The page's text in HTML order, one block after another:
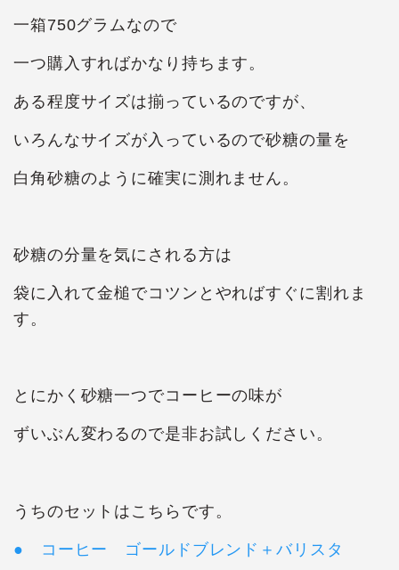
一箱750グラムなので
一つ購入すればかなり持ちます。
ある程度サイズは揃っているのですが、
いろんなサイズが入っているので砂糖の量を
白角砂糖のように確実に測れません。
砂糖の分量を気にされる方は
袋に入れて金槌でコツンとやればすぐに割れま
す。
とにかく砂糖一つでコーヒーの味が
ずいぶん変わるので是非お試しください。
うちのセットはこちらです。
● コーヒー ゴールドブレンド＋バリスタ